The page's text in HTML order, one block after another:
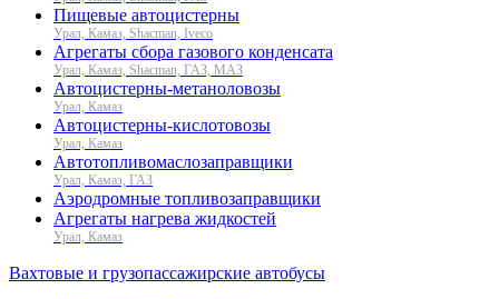
Пищевые автоцистерны
Урал, Камаз, Shacman, Iveco
Агрегаты сбора газового конденсата
Урал, Камаз, Shacman, ГАЗ, МАЗ
Автоцистерны-метаноловозы
Урал, Камаз
Автоцистерны-кислотовозы
Урал, Камаз
Автотопливомаслозаправщики
Урал, Камаз, ГАЗ
Аэродромные топливозаправщики
Агрегаты нагрева жидкостей
Урал, Камаз
Вахтовые и грузопассажирские автобусы